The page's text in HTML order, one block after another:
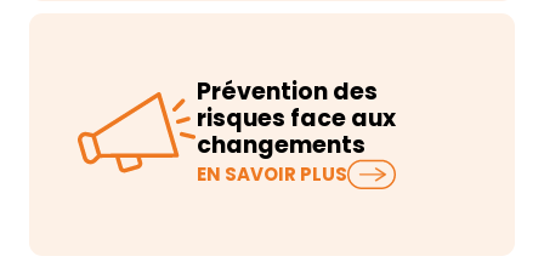
Prévention des
risques face aux
changements
EN SAVOIR PLUS